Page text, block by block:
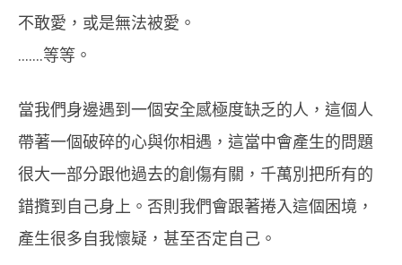
不敢愛，或是無法被愛。
…….等等。
當我們身邊遇到一個安全感極度缺乏的人，這個人
帶著一個破碎的心與你相遇，這當中會產生的問題
很大一部分跟他過去的創傷有關，千萬別把所有的
錯攬到自己身上。否則我們會跟著捲入這個困境，
產生很多自我懷疑，甚至否定自己。